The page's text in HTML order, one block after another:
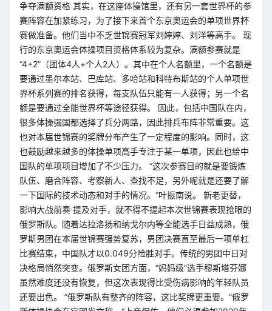
争夺满额资格 其实，在这座体操馆里，还有另一套世界杯的参
赛阵容在加紧练习，为了接下来首个东京奥运会的单项世界杯
赛做准备。他们当中不乏世锦赛冠军刘婷婷、刘洋等高手。 现
行的东京奥运会体操项目资格体系较为复杂。满额参赛就是
“4+2”（团体4人+个人2人）。其中在个人名额里，一个名额是
要通过墨尔本站、巴库站、多哈站和科特布斯站的个人单项世
界杯系列赛的排名获得，每支队伍只能有一人获得；另一个名
额是要通过全能世界杯等途径获得。 因此，包括中国队在内，
很多体操强国都选择了兵分两路，因此排兵布阵非常重要。这
也对本届世锦赛的奖牌分布产生了一定程度的影响。同时，这
也鼓励越来越多的体操单项高手专注于某一单项，因此也给中
国队的单项项目增加了不少压力。 “这次参赛目的就是要锻炼
队伍、磨合阵容、考察新人、查找不足，另外呢就是还要了解
一下国际的技术动态和对手的情况。”叶振南说。 新老更替，
影响大战前奏 提及对手，就不得不提起本次世锦赛表现抢眼的
俄罗斯队。随着达拉洛扬和纳戈尔内等全能选手日益成熟，俄
罗斯男团在本届世锦赛强势复苏，男团决赛直至最后一项单杠
比赛结束，中国队才以0.049分险胜对手。传统的男团中日对
决格局悄然突变。俄罗斯女团方面，“妈妈级”选手穆斯塔芬娜
虽然难度还没有恢复，但这次表现得比受伤病影响的年轻队员
还要出色。 “俄罗斯队有整齐的阵容，这比奖牌更重要。”俄罗